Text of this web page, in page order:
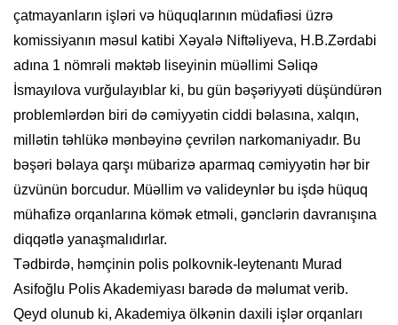
çatmayanların işləri və hüquqlarının müdafiəsi üzrə
komissiyanın məsul katibi Xəyalə Niftəliyeva, H.B.Zərdabi
adına 1 nömrəli məktəb liseyinin müəllimi Səliqə
İsmayılova vurğulayıblar ki, bu gün bəşəriyyəti düşündürən
problemlərdən biri də cəmiyyətin ciddi bəlasına, xalqın,
millətin təhlükə mənbəyinə çevrilən narkomaniyadır. Bu
bəşəri bəlaya qarşı mübarizə aparmaq cəmiyyətin hər bir
üzvünün borcudur. Müəllim və valideynlər bu işdə hüquq
mühafizə orqanlarına kömək etməli, gənclərin davranışına
diqqətlə yanaşmalıdırlar.
Tədbirdə, həmçinin polis polkovnik-leytenantı Murad
Asifoğlu Polis Akademiyası barədə də məlumat verib.
Qeyd olunub ki, Akademiya ölkənin daxili işlər orqanları